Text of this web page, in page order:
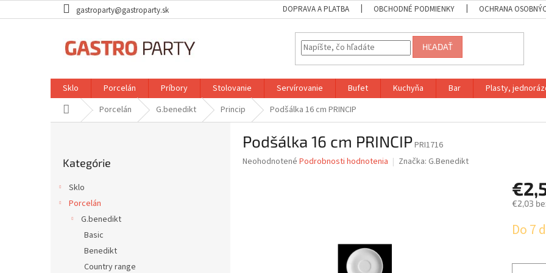
na
gastroparty@gastroparty.sk DOPRAVA A PLATBA OBCHODNÉ PODMIENKY OCHRANA
HĽADAŤ
Sklo Porcelán Príbory Stolovanie Servírovanie Bufet Kuchyňa Bar Plasty,
DomovPorcelán G.benedikt Princip Podšálka 16 cm PRINCIP
kategórie
Kategórie
Sklo
Porcelán
G.benedikt
Basic
Benedikt
Country range
Podšálka 16 cm PRINCIPPRI1716
Priemerné
Neohodnotené Podrobnosti hodnotenia Značka: G.Benedikt
€2,03
cena:
Do 7